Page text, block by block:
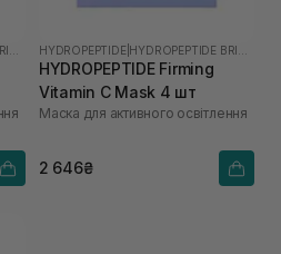
HYDROPEPTIDE
HYDROPEPTIDE Firming
Vitamin C Mask 4 шт
Маска для активного освітлення
2 646₴